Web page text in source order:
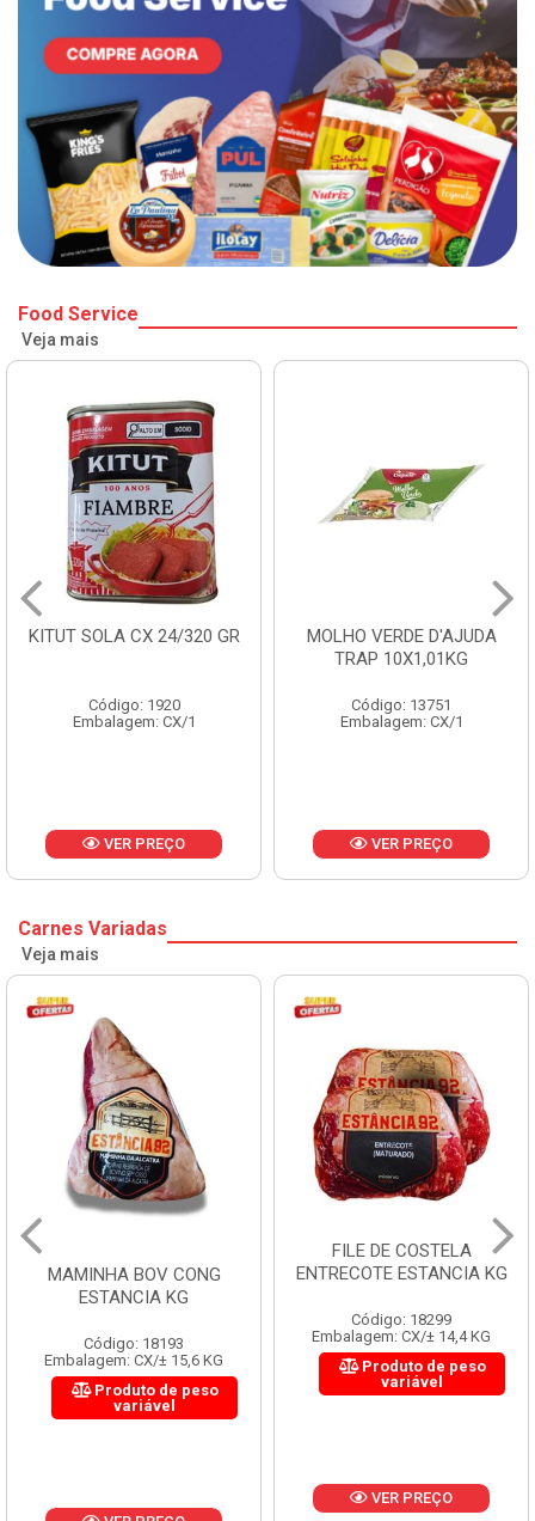
Food Service
Veja mais
KITUT SOLA CX 24/320 GR
Código: 1920
Embalagem: CX/1
VER PREÇO
MOLHO VERDE D'AJUDA
TRAP 10X1,01KG
Código: 13751
Embalagem: CX/1
VER PREÇO
Carnes Variadas
Veja mais
MAMINHA BOV CONG
ESTANCIA KG
Código: 18193
Embalagem: CX/± 15,6 KG
Produto de peso
variável
FILE DE COSTELA
ENTRECOTE ESTANCIA KG
Código: 18299
Embalagem: CX/± 14,4 KG
Produto de peso
variável
VER PREÇO